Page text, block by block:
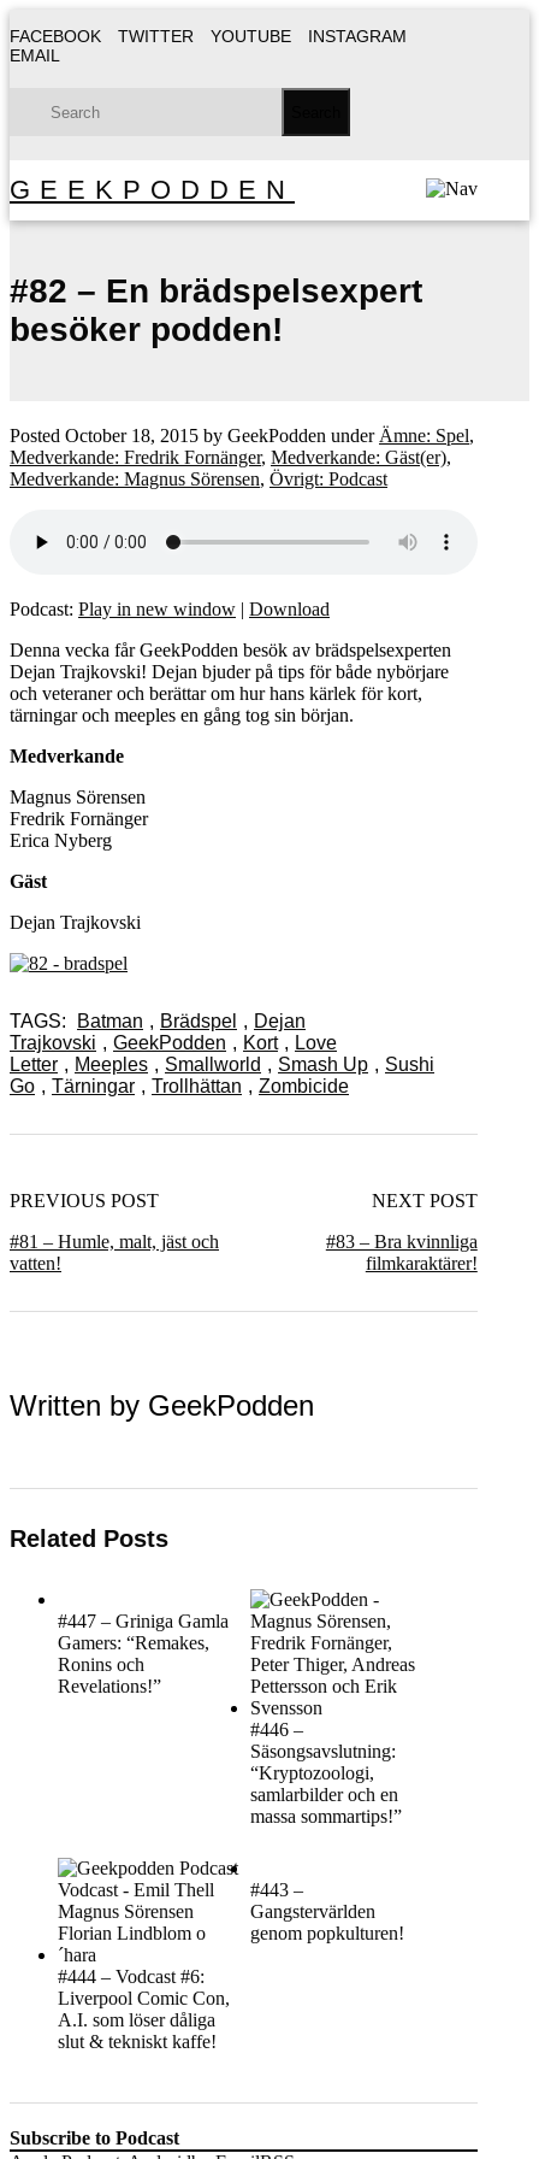
FACEBOOK TWITTER YOUTUBE
INSTAGRAM
EMAIL
GEEKPODDEN
#82 – En brädspelsexpert
besöker podden!
Posted October 18, 2015 by GeekPodden under Ämne: Spel,
Medverkande: Fredrik Fornänger, Medverkande: Gäst(er),
Medverkande: Magnus Sörensen, Övrigt: Podcast
Podcast: Play in new window | Download
Denna vecka får GeekPodden besök av brädspelsexperten
Dejan Trajkovski! Dejan bjuder på tips för både nybörjare
och veteraner och berättar om hur hans kärlek för kort,
tärningar och meeples en gång tog sin början.
Medverkande
Magnus Sörensen
Fredrik Fornänger
Erica Nyberg
Gäst
Dejan Trajkovski
TAGS: Batman , Brädspel , Dejan
Trajkovski , GeekPodden , Kort , Love
Letter , Meeples , Smallworld , Smash Up , Sushi
Go , Tärningar , Trollhättan , Zombicide
PREVIOUS POST
#81 – Humle, malt, jäst och
vatten!
NEXT POST
#83 – Bra kvinnliga
filmkaraktärer!
Written by GeekPodden
Related Posts
#447 – Griniga Gamla
Gamers: “Remakes,
Ronins och
Revelations!”
#446 –
Säsongsavslutning:
“Kryptozoologi,
samlarbilder och en
massa sommartips!”
#444 – Vodcast #6:
Liverpool Comic Con,
A.I. som löser dåliga
slut & tekniskt kaffe!
#443 –
Gangstervärlden
genom popkulturen!
Subscribe to Podcast